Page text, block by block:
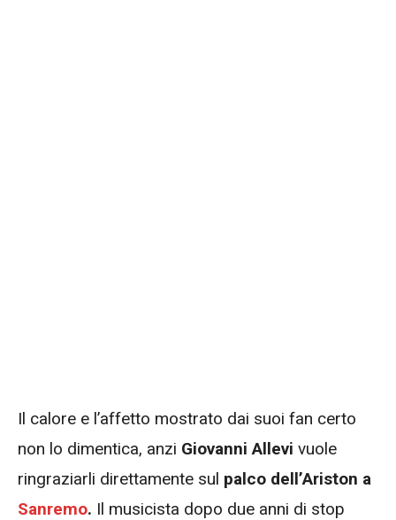
Il calore e l’affetto mostrato dai suoi fan certo
non lo dimentica, anzi Giovanni Allevi vuole
ringraziarli direttamente sul palco dell’Ariston a
Sanremo. Il musicista dopo due anni di stop